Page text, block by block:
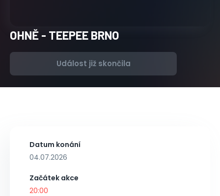
OHNĚ - TEEPEE BRNO
Událost již skončila
Datum konání
04.07.2026
Začátek akce
20:00